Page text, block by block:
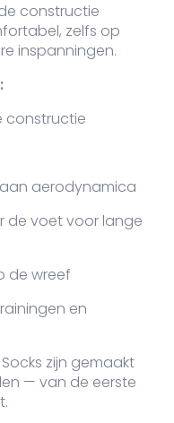
constructie
zelfs op
inspanningen.
constructie
aerodynamica
de voet voor lange
de wreef
en
zijn gemaakt
— van de eerste